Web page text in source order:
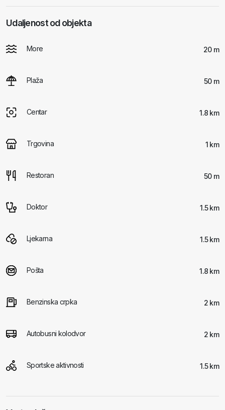
Udaljenost od objekta
More 20 m
Plaža 50 m
Centar 1.8 km
Trgovina 1 km
Restoran 50 m
Doktor 1.5 km
Ljekarna 1.5 km
Pošta 1.8 km
Benzinska crpka 2 km
Autobusni kolodvor 2 km
Sportske aktivnosti 1.5 km